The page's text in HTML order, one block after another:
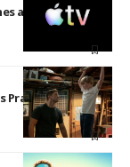
a los premios
Pratt